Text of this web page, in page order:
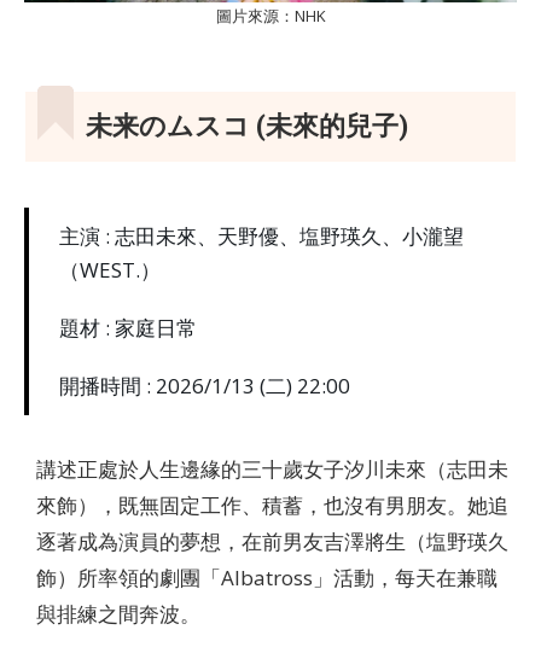
圖片來源：NHK
未来のムスコ (未來的兒子)
主演 : 志田未來、天野優、塩野瑛久、小瀧望
（WEST.）
題材 : 家庭日常
開播時間 : 2026/1/13 (二) 22:00
講述正處於人生邊緣的三十歲女子汐川未來（志田未
來飾），既無固定工作、積蓄，也沒有男朋友。她追
逐著成為演員的夢想，在前男友吉澤將生（塩野瑛久
飾）所率領的劇團「Albatross」活動，每天在兼職
與排練之間奔波。